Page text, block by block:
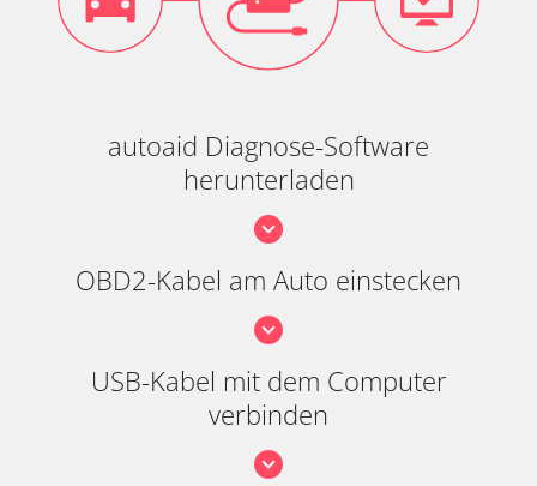
autoaid Diagnose-Software
herunterladen
OBD2-Kabel am Auto einstecken
USB-Kabel mit dem Computer
verbinden